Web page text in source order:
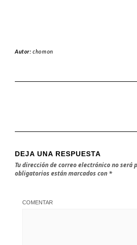
Autor:chomon
DEJA UNA RESPUESTA
Tu dirección de correo electrónico no será
obligatorios están marcados con *
COMENTAR